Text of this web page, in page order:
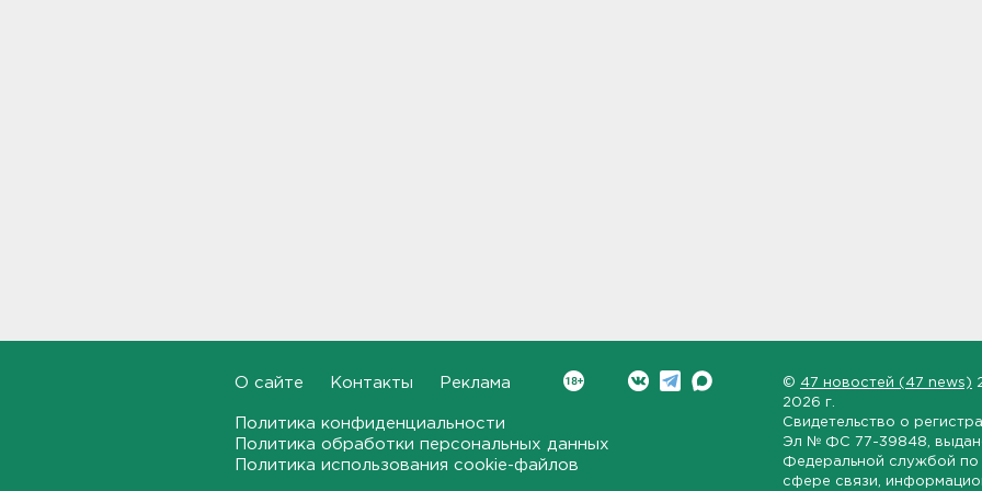
Соснового Бора
Врач дала рекомендации для
родителей с детьми - как
О сайте Контакты Реклама
Политика конфиденциальности
Политика обработки персональных данных
Политика использования cookie-файлов
© 47 новостей (47 news)
2026 г.
Свидетельство о
Эл № ФС 77-39848 ,
Федеральной службой по
сфере связи,